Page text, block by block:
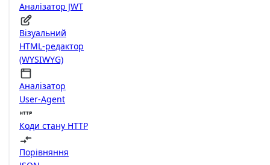
Аналізатор JWT
Візуальний
HTML-редактор
(WYSIWYG)
Аналізатор
User-Agent
Коди стану HTTP
Порівняння